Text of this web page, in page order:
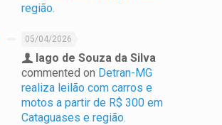
região.
05/04/2026
Iago de Souza da Silva
commented on Detran-MG
realiza leilão com carros e
motos a partir de R$ 300 em
Cataguases e região.